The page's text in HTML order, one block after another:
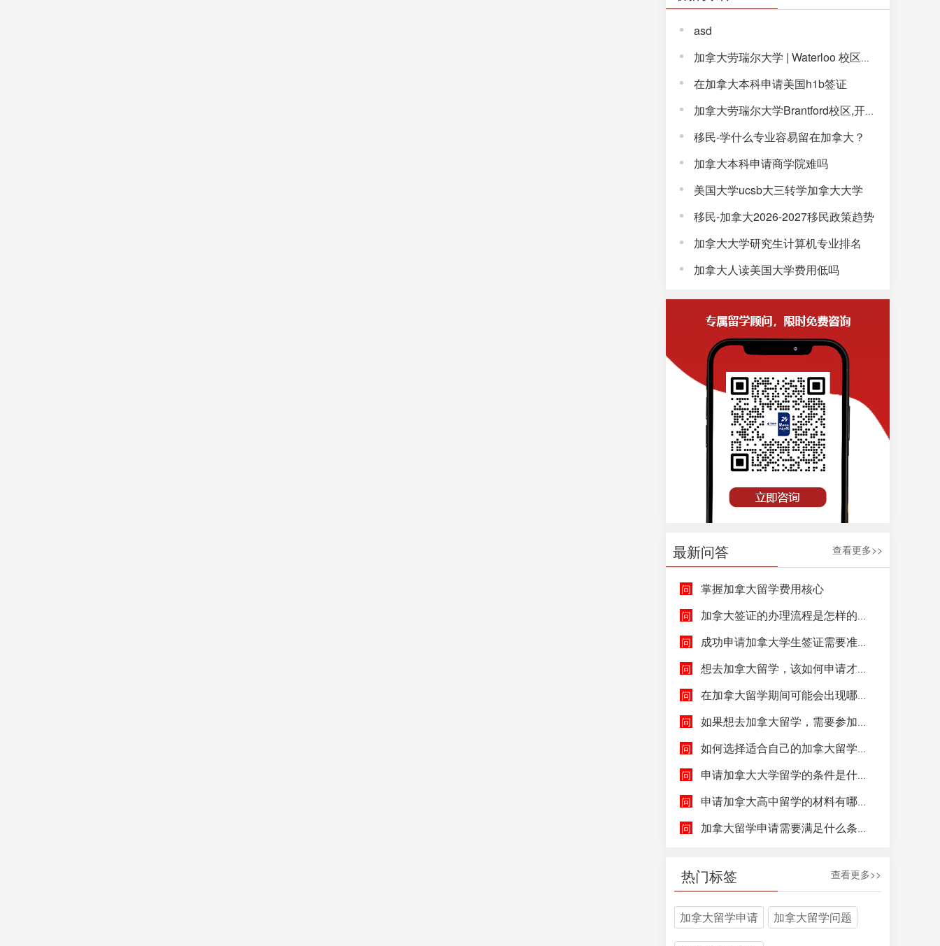
asd
加拿大劳瑞尔大学 | Waterloo 校区，解锁完整大学体验！
在加拿大本科申请美国h1b签证
加拿大劳瑞尔大学Brantford校区,开启通往未来的大学生活!
移民-学什么专业容易留在加拿大？
加拿大本科申请商学院难吗
美国大学ucsb大三转学加拿大大学
移民-加拿大2026-2027移民政策趋势
加拿大大学研究生计算机专业排名
加拿大人读美国大学费用低吗
最新问答 查看更多>>
掌握加拿大留学费用核心
加拿大签证的办理流程是怎样的呢？
成功申请加拿大学生签证需要准备哪些文件呢？
想去加拿大留学，该如何申请才能成功拿到加拿大学生签证呢？
在加拿大留学期间可能会出现哪些紧急情况，具体该如何去处理这些紧急情况呢？
如果想去加拿大留学，需要参加哪些语言考试，达到什么水平才能申请呢？
如何选择适合自己的加拿大留学院校和专业呢？
申请加拿大大学留学的条件是什么，如何申请加拿大大学留学，留学的费用及签证申请流程是什么？
申请加拿大高中留学的材料有哪些，具体都包含哪些方面呢？
加拿大留学申请需要满足什么条件呢？
热门标签 查看更多>>
加拿大留学申请 加拿大留学问题